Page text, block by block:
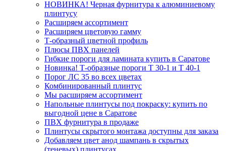
НОВИНКА! Черная фурнитура к алюминиевому
плинтусу
Расширяем ассортимент
Расширяем цветовую гамму
Т-образный цветной профиль
Плюсы ПВХ панелей
Гибкие пороги для ламината купить в Саратове
Новинка! Т-образные пороги Т 30-1 и Т 40-1
Порог ЛС 35 во всех цветах
Комбинированный плинтус
Мы расширяем ассортимент
Напольные плинтусы под покраску: купить по
выгодной цене в Саратове
ПВХ фурнитура в продаже
Плинтусы скрытого монтажа доступны для заказа
Добавляем цвет анод шампань в скрытых
(теневых) плинтусах